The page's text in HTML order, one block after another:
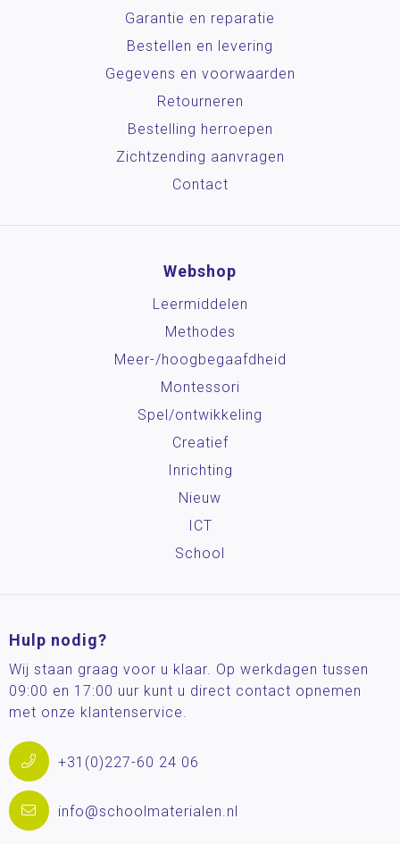
Garantie en reparatie
Bestellen en levering
Gegevens en voorwaarden
Retourneren
Bestelling herroepen
Zichtzending aanvragen
Contact
Webshop
Leermiddelen
Methodes
Meer-/hoog­begaafdheid
Montessori
Spel/ontwikkeling
Creatief
Inrichting
Nieuw
ICT
School
Hulp nodig?
Wij staan graag voor u klaar. Op werkdagen tussen
09:00 en 17:00 uur kunt u direct contact opnemen
met onze klantenservice.
+31(0)227-60 24 06
info@schoolmaterialen.nl